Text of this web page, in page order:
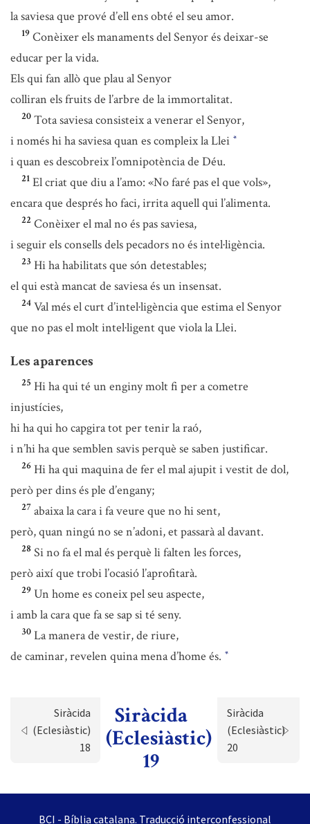
la saviesa que prové d’ell ens obté el seu amor.
19 Conèixer els manaments del Senyor és deixar-se
educar per la vida.
Els qui fan allò que plau al Senyor
colliran els fruits de l’arbre de la immortalitat.
20 Tota saviesa consisteix a venerar el Senyor,
i només hi ha saviesa quan es compleix la Llei *
i quan es descobreix l’omnipotència de Déu.
21 El criat que diu a l’amo: «No faré pas el que vols»,
encara que després ho faci, irrita aquell qui l’alimenta.
22 Conèixer el mal no és pas saviesa,
i seguir els consells dels pecadors no és intel·ligència.
23 Hi ha habilitats que són detestables;
el qui està mancat de saviesa és un insensat.
24 Val més el curt d’intel·ligència que estima el Senyor
que no pas el molt intel·ligent que viola la Llei.
Les aparences
25 Hi ha qui té un enginy molt fi per a cometre
injustícies,
hi ha qui ho capgira tot per tenir la raó,
i n’hi ha que semblen savis perquè se saben justificar.
26 Hi ha qui maquina de fer el mal ajupit i vestit de dol,
però per dins és ple d’engany;
27 abaixa la cara i fa veure que no hi sent,
però, quan ningú no se n’adoni, et passarà al davant.
28 Si no fa el mal és perquè li falten les forces,
però així que trobi l’ocasió l’aprofitarà.
29 Un home es coneix pel seu aspecte,
i amb la cara que fa se sap si té seny.
30 La manera de vestir, de riure,
de caminar, revelen quina mena d’home és. *
Siràcida
(Eclesiàstic)
18
Siràcida
(Eclesiàstic)
19
Siràcida
(Eclesiàstic)
20
BCI - Bíblia catalana. Traducció interconfessional